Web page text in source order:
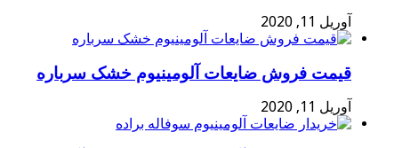
آوریل 11, 2020
قیمت فروش ضایعات آلومینیوم خشک سرباره
آوریل 11, 2020